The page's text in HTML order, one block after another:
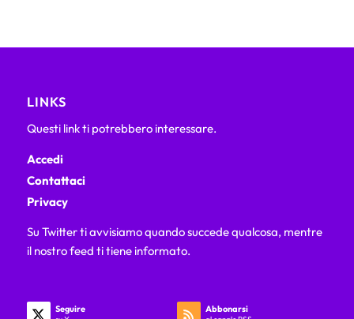
LINKS
Questi link ti potrebbero interessare.
Accedi
Contattaci
Privacy
Su Twitter ti avvisiamo quando succede qualcosa, mentre
il nostro feed ti tiene informato.
Seguire Abbonarsi